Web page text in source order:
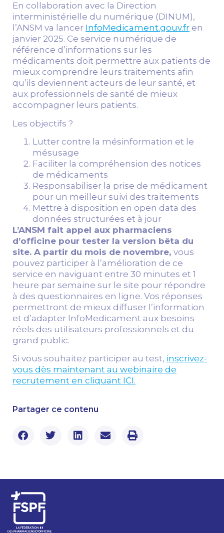
En collaboration avec la Direction
interministérielle du numérique (DINUM),
l’ANSM va lancer InfoMedicament.gouv.fr en
janvier 2025. Ce service numérique de
référence d’informations sur les
médicaments doit permettre aux patients de
mieux comprendre leurs traitements afin
qu’ils deviennent acteurs de leur santé, et
aux professionnels de santé de mieux
accompagner leurs patients.
Les objectifs ?
Lutter contre la mésinformation et le
mésusage
Faciliter la compréhension des notices
de médicaments
Responsabiliser la prise de médicament
pour un meilleur suivi des traitements
Mettre à disposition en open data des
données structurées et à jour
L’ANSM fait appel aux pharmaciens
d’officine pour tester la version bêta du
site. A partir du mois de novembre, vous
pouvez participer à l’amélioration de ce
service en naviguant entre 30 minutes et 1
heure par semaine sur le site pour répondre
à des questionnaires en ligne. Vos réponses
permettront de mieux diffuser l’information
et d’adapter InfoMedicament aux besoins
réels des utilisateurs professionnels et du
grand public.
Si vous souhaitez participer au test, inscrivez-
vous dès maintenant au webinaire de
recrutement en cliquant ICI.
Partager ce contenu